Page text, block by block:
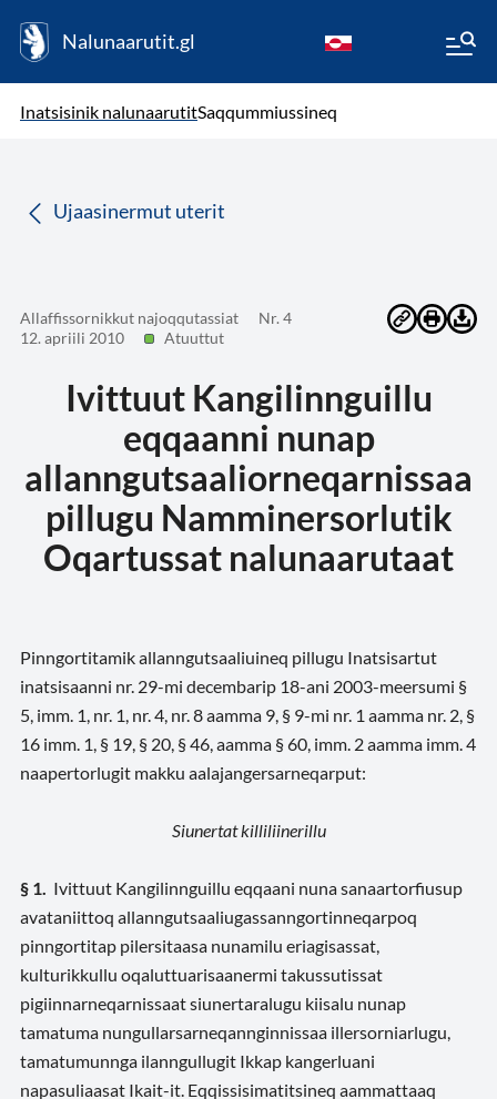
Nalunaarutit.gl
Inatsisinik nalunaarutitSaqqummiussineq
Ujaasinermut uterit
Allaffissornikkut najoqqutassiat
Nr. 4
12. apriili 2010
Atuuttut
Ivittuut Kangilinnguillu
eqqaanni nunap
allanngutsaaliorneqarnissaa
pillugu Namminersorlutik
Oqartussat nalunaarutaat
Pinngortitamik allanngutsaaliuineq pillugu Inatsisartut
inatsisaanni nr. 29-mi decembarip 18-ani 2003-meersumi §
5, imm. 1, nr. 1, nr. 4, nr. 8 aamma 9, § 9-mi nr. 1 aamma nr. 2, §
16 imm. 1, § 19, § 20, § 46, aamma § 60, imm. 2 aamma imm. 4
naapertorlugit makku aalajangersarneqarput:
Siunertat killiliinerillu
§ 1.
Ivittuut Kangilinnguillu eqqaani nuna sanaartorfiusup
avataniittoq allanngutsaaliugassanngortinneqarpoq
pinngortitap pilersitaasa nunamilu eriagisassat,
kulturikkullu oqaluttuarisaanermi takussutissat
pigiinnarneqarnissaat siunertaralugu kiisalu nunap
tamatuma nungullarsarneqannginnissaa illersorniarlugu,
tamatumunnga ilanngullugit Ikkap kangerluani
napasuliaasat Ikait-it. Eqqissisimatitsineq aammattaaq